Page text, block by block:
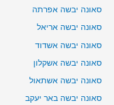
סאונה יבשה אפרתה
סאונה יבשה אריאל
סאונה יבשה אשדוד
סאונה יבשה אשקלון
סאונה יבשה אשתאול
סאונה יבשה באר יעקב